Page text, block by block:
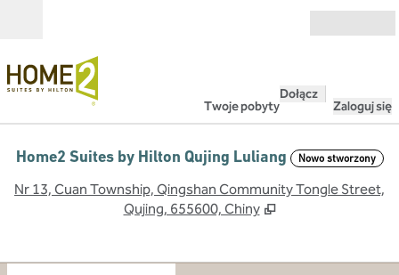
Twoje pobyty
Dołącz
Zaloguj się
Home2 Suites by Hilton Qujing Luliang Nowo stworzony
Nr 13, Cuan Township, Qingshan Community Tongle Street,
Qujing, 655600, Chiny